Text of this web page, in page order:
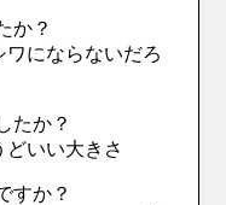
か？
にならないだろ
たか？
いい大きさ
すか？